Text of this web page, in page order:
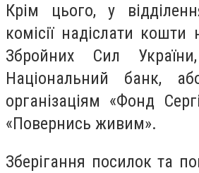
Крім цього, у
комісії надіслати кошти
Збройних Сил
Національний банк,
організаціям «Фонд
«Повернись живим».
Зберігання посилок та